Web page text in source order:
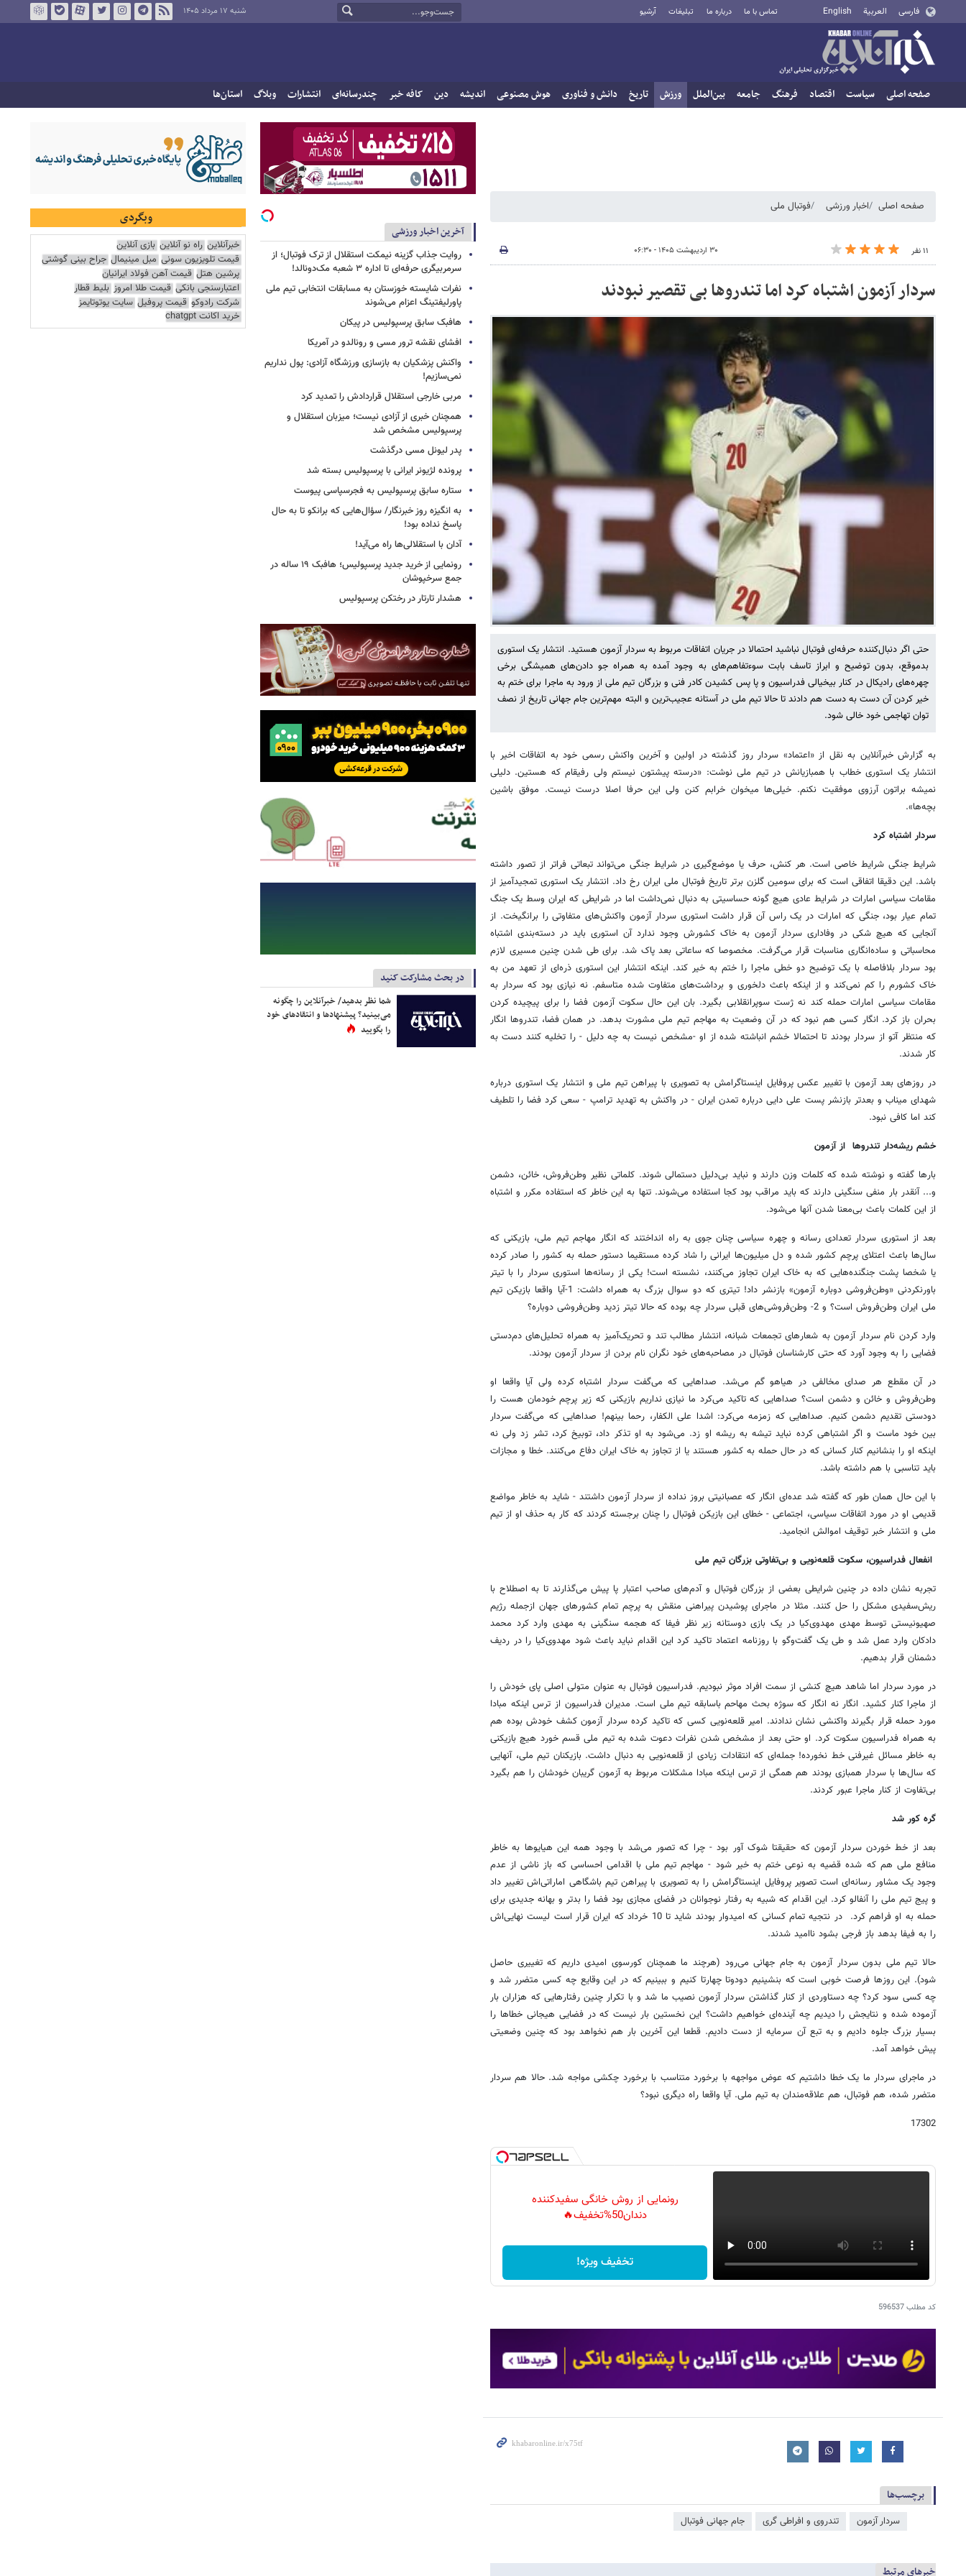
فارسی العربية English تماس با ما درباره ما تبلیغات آرشیو شنبه ۱۷ مرداد ۱۴۰۵
صفحه اصلی سیاست اقتصاد فرهنگ جامعه بین‌الملل ورزش تاریخ دانش و فناوری هوش مصنوعی اندیشه دین کافه خبر چندرسانه‌ای انتشارات وبلاگ استان‌ها
صفحه اصلی اخبار ورزشی فوتبال ملی
۱۱ نفر ۳۰ اردیبهشت ۱۴۰۵ - ۰۶:۳۰
سردار آزمون اشتباه کرد اما تندروها بی تقصیر نبودند
حتی اگر دنبال‌کننده حرفه‌ای فوتبال نباشید احتمالا در جریان اتفاقات مربوط به سردار آزمون هستید. انتشار یک استوری
بدموقع، بدون توضیح و ابراز تاسف بابت سوءتفاهم‌های به وجود آمده به همراه جو دادن‌های همیشگی برخی
چهره‌های رادیکال در کنار بیخیالی فدراسیون و پا پس کشیدن کادر فنی و بزرگان تیم ملی از ورود به ماجرا برای ختم به
خیر کردن آن دست به دست هم دادند تا حالا تیم ملی در آستانه عجیب‌ترین و البته مهم‌ترین جام جهانی تاریخ از نصف
توان تهاجمی خود خالی شود.
به گزارش خبرآنلاین به نقل از «اعتماد» سردار روز گذشته در اولین و آخرین واکنش رسمی خود به اتفاقات اخیر با
انتشار یک استوری خطاب با همبازیانش در تیم ملی نوشت: «درسته پیشتون نیستم ولی رفیقام که هستین. دلیلی
نمیشه براتون آرزوی موفقیت نکنم. خیلی‌ها میخوان خرابم کنن ولی این حرفا اصلا درست نیست. موفق باشین
بچه‌ها».
سردار اشتباه کرد
شرایط جنگی شرایط خاصی است. هر کنش، حرف یا موضع‌گیری در شرایط جنگی می‌تواند تبعاتی فراتر از تصور داشته
باشد. این دقیقا اتفاقی است که برای سومین گلزن برتر تاریخ فوتبال ملی ایران رخ داد. انتشار یک استوری تمجیدآمیز از
مقامات سیاسی امارات در شرایط عادی هیچ گونه حساسیتی به دنبال نمی‌داشت اما در شرایطی که ایران وسط یک جنگ
تمام عیار بود، جنگی که امارات در یک راس آن قرار داشت استوری سردار آزمون واکنش‌های متفاوتی را برانگیخت. از
آنجایی که هیچ شکی در وفاداری سردار آزمون به خاک کشورش وجود ندارد آن استوری باید در دسته‌بندی اشتباه
محاسباتی و ساده‌انگاری مناسبات قرار می‌گرفت. مخصوصا که ساعاتی بعد پاک شد. برای طی شدن چنین مسیری لازم
بود سردار بلافاصله با یک توضیح دو خطی ماجرا را ختم به خیر کند. اینکه انتشار این استوری ذره‌ای از تعهد من به
خاک کشورم را کم نمی‌کند و از اینکه باعث دلخوری و برداشت‌های متفاوت شده متاسفم. نه نیازی بود که سردار به
مقامات سیاسی امارات حمله کند نه ژست سوپرانقلابی بگیرد. بان این حال سکوت آزمون فضا را برای پیچیده کردن
بحران باز کرد. انگار کسی هم نبود که در آن وضعیت به مهاجم تیم ملی مشورت بدهد. در همان فضا، تندروها انگار
که منتظر آتو از سردار بودند تا احتمالا خشم انباشته شده از او -مشخص نیست به چه دلیل - را تخلیه کنند دست به
کار شدند.
در روزهای بعد آزمون با تغییر عکس پروفایل اینستاگرامش به تصویری با پیراهن تیم ملی و انتشار یک استوری درباره
شهدای میناب و بعدتر بازنشر پست علی دایی درباره تمدن ایران - در واکنش به تهدید ترامپ - سعی کرد فضا را تلطیف
کند اما کافی نبود.
خشم ریشه‌دار تندروها از آزمون
بارها گفته و نوشته شده که کلمات وزن دارند و نباید بی‌دلیل دستمالی شوند. کلماتی نظیر وطن‌فروش، خائن، دشمن
و... آنقدر بار منفی سنگینی دارند که باید مراقب بود کجا استفاده می‌شوند. تنها به این خاطر که استفاده مکرر و اشتباه
از این کلمات باعث بی‌معنا شدن آنها می‌شود.
بعد از استوری سردار تعدادی رسانه و چهره سیاسی چنان جوی به راه انداختند که انگار مهاجم تیم ملی، بازیکنی که
سال‌ها باعث اعتلای پرچم کشور شده و دل میلیون‌ها ایرانی را شاد کرده مستقیما دستور حمله به کشور را صادر کرده
یا شخصا پشت جنگنده‌هایی که به خاک ایران تجاوز می‌کنند، نشسته است! یکی از رسانه‌ها استوری سردار را با تیتر
باورنکردنی «وطن‌فروشی دوباره آزمون» بازنشر داد! تیتری که دو سوال بزرگ به همراه داشت: 1-آیا واقعا بازیکن تیم
ملی ایران وطن‌فروش است؟ و 2- وطن‌فروشی‌های قبلی سردار چه بوده که حالا تیتر زدید وطن‌فروشی دوباره؟
وارد کردن نام سردار آزمون به شعارهای تجمعات شبانه، انتشار مطالب تند و تحریک‌آمیز به همراه تحلیل‌های دم‌دستی
فضایی را به وجود آورد که حتی کارشناسان فوتبال در مصاحبه‌های خود نگران نام بردن از سردار آزمون بودند.
در آن مقطع هر صدای مخالفی در هیاهو گم می‌شد. صداهایی که می‌گفت سردار اشتباه کرده ولی آیا واقعا او
وطن‌فروش و خائن و دشمن است؟ صداهایی که تاکید می‌کرد ما نیازی نداریم بازیکنی که زیر پرچم خودمان هست را
دودستی تقدیم دشمن کنیم. صداهایی که زمزمه می‌کرد: اشدا علی الکفار، رحما بینهم! صداهایی که می‌گفت سردار
بین خود ماست و اگر اشتباهی کرده نباید تیشه به ریشه او زد. می‌شود به او تذکر داد، توبیخ کرد، تشر زد ولی نه
اینکه او را بنشانیم کنار کسانی که در حال حمله به کشور هستند یا از تجاوز به خاک ایران دفاع می‌کنند. خطا و مجازات
باید تناسبی با هم داشته باشد.
با این حال همان طور که گفته شد عده‌ای انگار که عصبانیتی بروز نداده از سردار آزمون داشتند - شاید به خاطر مواضع
قدیمی او در مورد اتفاقات سیاسی، اجتماعی - خطای این بازیکن فوتبال را چنان برجسته کردند که کار به حذف او از تیم
ملی و انتشار خبر توقیف اموالش انجامید.
انفعال فدراسیون، سکوت قلعه‌نویی و بی‌تفاوتی بزرگان تیم ملی
تجربه نشان داده در چنین شرایطی بعضی از بزرگان فوتبال و آدم‌های صاحب اعتبار پا پیش می‌گذارند تا به اصطلاح با
ریش‌سفیدی مشکل را حل کنند. مثلا در ماجرای پوشیدن پیراهنی منقش به پرچم تمام کشورهای جهان ازجمله رژیم
صهیونیستی توسط مهدی مهدوی‌کیا در یک بازی دوستانه زیر نظر فیفا که هجمه سنگینی به مهدی وارد کرد محمد
دادکان وارد عمل شد و طی یک گفت‌وگو با روزنامه اعتماد تاکید کرد این اقدام نباید باعث شود مهدوی‌کیا را در ردیف
دشمنان قرار بدهیم.
در مورد سردار اما شاهد هیچ کنشی از سمت افراد موثر نبودیم. فدراسیون فوتبال به عنوان متولی اصلی پای خودش را
از ماجرا کنار کشید. انگار نه انگار که سوژه بحث مهاحم باسابقه تیم ملی است. مدیران فدراسیون از ترس اینکه مبادا
مورد حمله قرار بگیرند واکنشی نشان ندادند. امیر قلعه‌نویی کسی که تاکید کرده سردار آزمون کشف خودش بوده هم
به همراه فدراسیون سکوت کرد. او حتی بعد از مشخص شدن نفرات دعوت شده به تیم ملی قسم خورد هیچ بازیکنی
به خاطر مسائل غیرفنی خط نخورده! جمله‌ای که انتقادات زیادی از قلعه‌نویی به دنبال داشت. بازیکنان تیم ملی، آنهایی
که سال‌ها با سردار همبازی بودند هم همگی از ترس اینکه مبادا مشکلات مربوط به آزمون گریبان خودشان را هم بگیرد
بی‌تفاوت از کنار ماجرا عبور کردند.
گره کور شد
بعد از خط خوردن سردار آزمون که حقیقتا شوک آور بود - چرا که تصور می‌شد با وجود همه این هیایوها به خاطر
منافع ملی هم که شده قضیه به نوعی ختم به خیر شود - مهاجم تیم ملی با اقدامی احساسی که باز ناشی از عدم
وجود یک مشاور رسانه‌ای است تصویر پروفایل اینستاگرامش را به تصویری با پیراهن تیم باشگاهی اماراتی‌اش تغییر داد
و پیج تیم ملی را آنفالو کرد. این اقدام که شبیه به رفتار نوجوانان در فضای مجازی بود فضا را بدتر و بهانه جدیدی برای
حمله به او فراهم کرد. در نتجیه تمام کسانی که امیدوار بودند شاید تا 10 خرداد که ایران قرار است لیست نهایی‌اش
را به فیفا بدهد باز فرجی بشود ناامید شدند.
حالا تیم ملی بدون سردار آزمون به جام جهانی می‌رود (هرچند ما همچنان کورسوی امیدی داریم که تغییری حاصل
شود). این روزها فرصت خوبی است که بنشینیم دودوتا چهارتا کنیم و ببینیم که در این وقایع چه کسی متضرر شد و
چه کسی سود کرد؟ چه دستاوردی از کنار گذاشتن سردار آزمون نصیب ما شد و با تکرار چنین رفتارهایی که هزاران بار
آزموده شده و نتایجش را دیدیم چه آینده‌ای خواهیم داشت؟ این نخستین ‌بار نیست که در فضایی هیجانی خطاها را
بسیار بزرگ جلوه دادیم و به تبع آن سرمایه‌ از دست دادیم. قطعا این آخرین بار هم نخواهد بود که چنین وضعیتی
پیش خواهد آمد.
در ماجرای سردار ما یک خطا داشتیم که عوض مواجهه با برخورد متناسب با برخورد چکشی مواجه شد. حالا هم سردار
متضرر شده، هم فوتبال، هم علاقه‌مندان به تیم ملی. آیا واقعا راه دیگری نبود؟
17302
رونمایی از روش خانگی سفیدکننده
دندان50%تخفیف🔥
تخفیف ویژه!
کد مطلب596537
برچسب‌ها
سردار آزمون تندروی و افراطی گری جام جهانی فوتبال
خبرهای مرتبط
آخرین اخبار ورزشی
روایت جذاب گزینه نیمکت استقلال از ترک فوتبال؛ از
سرمربیگری حرفه‌ای تا اداره ۳ شعبه مک‌دونالد!
نفرات شایسته خوزستان به مسابقات انتخابی تیم ملی
پاورلیفتینگ اعزام می‌شوند
هافبک سابق پرسپولیس در پیکان
افشای نقشه ترور مسی و رونالدو در آمریکا
واکنش پزشکیان به بازسازی ورزشگاه آزادی: پول نداریم
نمی‌سازیم!
مربی خارجی استقلال قراردادش را تمدید کرد
همچنان خبری از آزادی نیست؛ میزبان استقلال و
پرسپولیس مشخص شد
پدر لیونل مسی درگذشت
پرونده لژیونر ایرانی با پرسپولیس بسته شد
ستاره سابق پرسپولیس به فجرسپاسی پیوست
به انگیزه روز خبرنگار/ سؤال‌هایی که برانکو تا به حال
پاسخ نداده بود!
آدان با استقلالی‌ها راه می‌آید!
رونمایی از خرید جدید پرسپولیس؛ هافبک ۱۹ ساله در
جمع سرخپوشان
هشدار تارتار در رختکن پرسپولیس
در بحث مشارکت کنید
شما نظر بدهید/ خبرآنلاین را چگونه
می‌بینید؟ پیشنهادها و انتقادهای خود
را بگویید
وبگردی
خبرآنلاین راه نو آنلاین بازی آنلاین
قیمت تلویزیون سونی مبل مینیمال جراح بینی گوشتی
پرشین هتل قیمت آهن فولاد ایرانیان
اعتبارسنجی بانکی قیمت طلا امروز بلیط قطار
شرکت رادوکو قیمت پروفیل سایت یوتوتایمز
خرید اکانت chatgpt